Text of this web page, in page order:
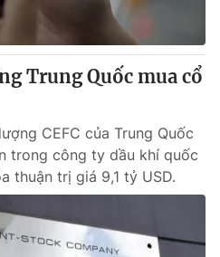
Trung Quốc mua cổ
CEFC của Trung Quốc
trong công ty dầu khí quốc
thuận trị giá 9,1 tỷ USD.